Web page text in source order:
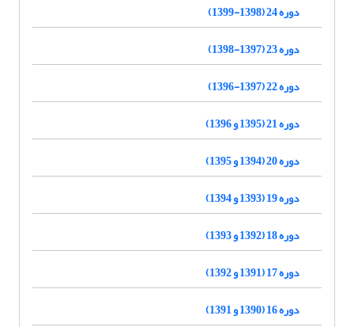
دوره 24 (1398-1399)
دوره 23 (1397-1398)
دوره 22 (1397-1396)
دوره 21 (1395 و 1396)
دوره 20 (1394 و 1395)
دوره 19 (1393 و 1394)
دوره 18 (1392 و 1393)
دوره 17 (1391 و 1392)
دوره 16 (1390 و 1391)